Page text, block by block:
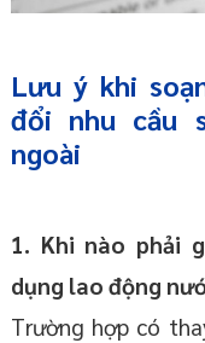
Lưu ý khi
đổi nhu cầu
ngoài
1. Khi nào phải
dụng lao động
Trường hợp có